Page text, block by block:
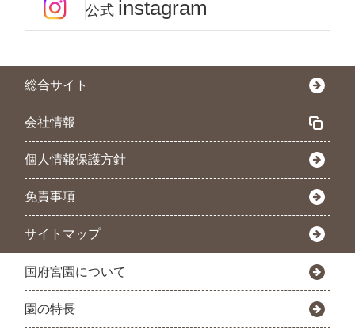
公式 instagram
総合サイト
会社情報
個人情報保護方針
免責事項
サイトマップ
国府宮園について
園の特長